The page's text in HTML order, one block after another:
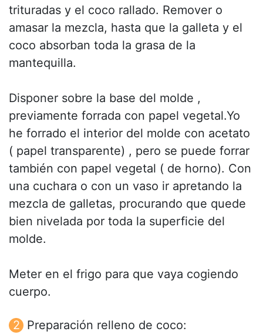
trituradas y el coco rallado. Remover o
amasar la mezcla, hasta que la galleta y el
coco absorban toda la grasa de la
mantequilla.
Disponer sobre la base del molde ,
previamente forrada con papel vegetal.Yo
he forrado el interior del molde con acetato
( papel transparente) , pero se puede forrar
también con papel vegetal ( de horno). Con
una cuchara o con un vaso ir apretando la
mezcla de galletas, procurando que quede
bien nivelada por toda la superficie del
molde.
Meter en el frigo para que vaya cogiendo
cuerpo.
Preparación relleno de coco: